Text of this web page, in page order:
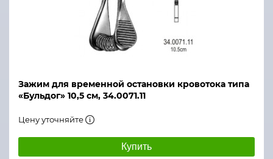
Зажим для временной остановки кровотока типа
«Бульдог» 10,5 см, 34.0071.11
Цену уточняйте
Купить